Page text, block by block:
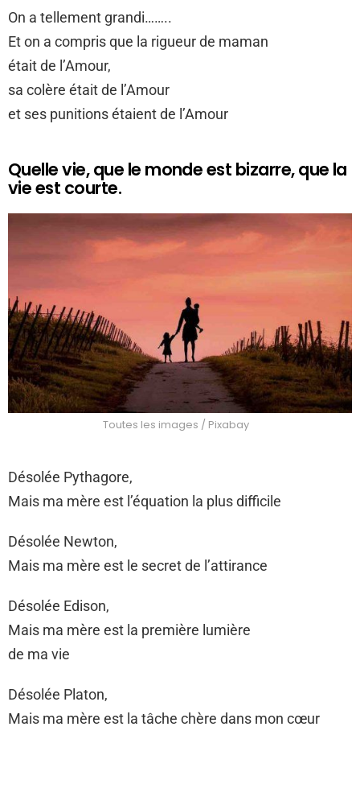
On a tellement grandi……..
Et on a compris que la rigueur de maman
était de l’Amour,
sa colère était de l’Amour
et ses punitions étaient de l’Amour
Quelle vie, que le monde est bizarre, que la
vie est courte.
Toutes les images / Pixabay
Désolée Pythagore,
Mais ma mère est l’équation la plus difficile
Désolée Newton,
Mais ma mère est le secret de l’attirance
Désolée Edison,
Mais ma mère est la première lumière
de ma vie
Désolée Platon,
Mais ma mère est la tâche chère dans mon cœur